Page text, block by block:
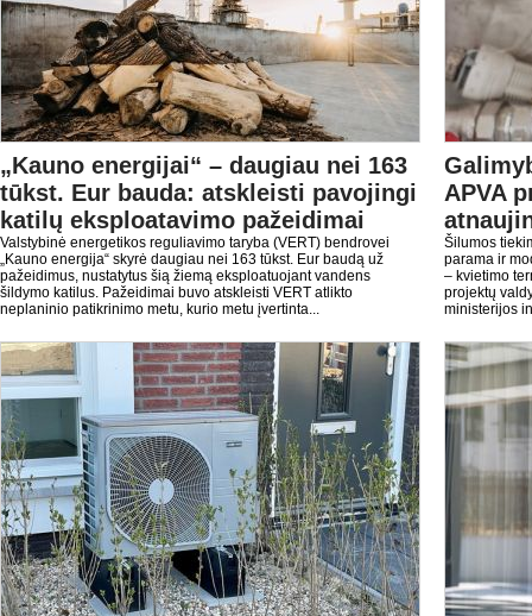
„Kauno energijai“ – daugiau nei 163
tūkst. Eur bauda: atskleisti pavojingi
katilų eksploatavimo pažeidimai
Valstybinė energetikos reguliavimo taryba (VERT) bendrovei
„Kauno energija“ skyrė daugiau nei 163 tūkst. Eur baudą už
pažeidimus, nustatytus šią žiemą eksploatuojant vandens
šildymo katilus. Pažeidimai buvo atskleisti VERT atlikto
neplaninio patikrinimo metu, kurio metu įvertinta...
APVA
Šilumos
parama ir
– kvietimo
projektų
ministerijos